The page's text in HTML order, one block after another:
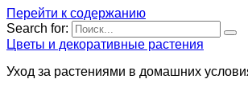
Перейти к содержанию
Search for:
Цветы и декоративные растения
Уход за растениями в домашних